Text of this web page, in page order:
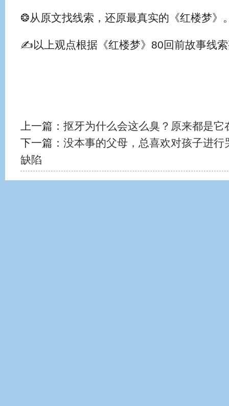
❂从原文找线索，还原最真实的《红楼梦》
✍以上观点根据《红楼梦》80回前故事线
上一篇： 抠牙为什么会这么臭？原来都是它
下一篇： 没本事的父母，总喜欢对孩子进
缺陷